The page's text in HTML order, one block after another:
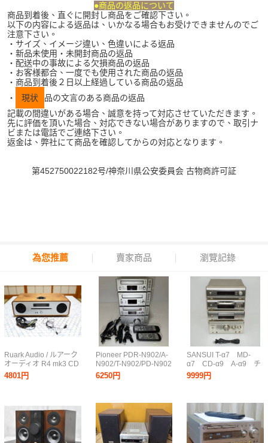
●商品の返品について
商品到着後、直ぐに開封し商品をご確認下さい。
以下の内容による返品は、いかなる場合もお受けできませんのでご
注意下さい。
・サイズ、イメージ違い、色違いによる返品
・新品未使用・未開封商品の返品
・配送中の事故による欠損商品の返品
・お客様都合、一度でも使用された商品の返品
・商品到着後２日以上経過している商品の返品
・
現状
品の文言のある商品の返品
記載の間違いがある場合、誠意を持って対応させていただきます。
先に評価を頂いた場合、対応できない場合がありますので、取引ナ
ビまたは電話でご連絡下さい。
返金は、弊社にて商品を確認してからの対応となります。
第452750022182号/神奈川県公安委員会 古物商許可証
為您推薦 賣家商品 瀏覽記錄
Ruark Audio / ルアーク
オーディオ R4 mk3 CD
プレーヤ Bluetooth再生
FMラジオ 音質調整機能
4801円
Pioneer PDR-N902/A-
N902/T-N902/PD-N902
システムコンポ パイオ
ニア リモコン付き
6250円
SANSUI T-α7 MD-
α7 CD-α9 A-α9 チ
ューナー MDレコーダ
ー CDプレイヤー アン
9999円